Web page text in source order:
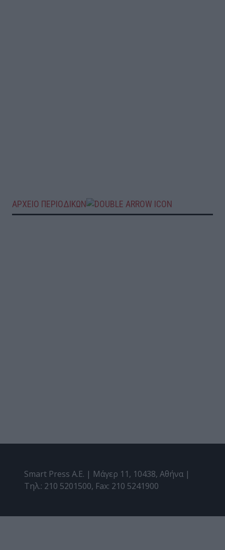
ΑΡΧΕΙΟ ΠΕΡΙΟΔΙΚΩΝ
Smart Press A.E. | Μάγερ 11, 10438, Αθήνα |
Τηλ.: 210 5201500, Fax: 210 5241900